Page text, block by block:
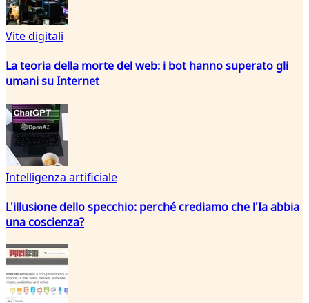
Vite digitali
La teoria della morte del web: i bot hanno superato gli
umani su Internet
Intelligenza artificiale
L'illusione dello specchio: perché crediamo che l'Ia abbia
una coscienza?